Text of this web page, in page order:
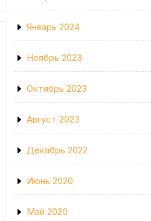
Январь 2024
Ноябрь 2023
Октябрь 2023
Август 2023
Декабрь 2022
Июнь 2020
Май 2020